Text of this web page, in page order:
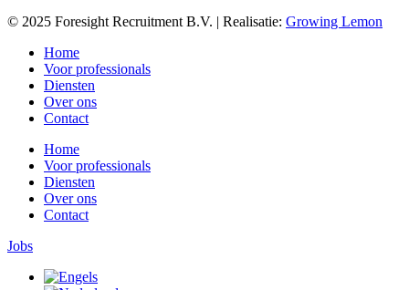
© 2025 Foresight Recruitment B.V. | Realisatie: Growing Lemon
Home
Voor professionals
Diensten
Over ons
Contact
Home
Voor professionals
Diensten
Over ons
Contact
Jobs